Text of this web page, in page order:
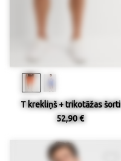
T krekliņš + trikotāžas šorti
52,90 €